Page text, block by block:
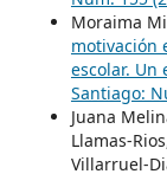
Moraima
motivación
escolar.
Santiago:
Juana
Llamas-
Villarruel-